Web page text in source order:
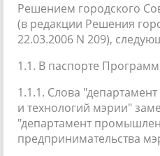
Решением городского
(в редакции Решения
22.03.2006 N 209),
1.1. В паспорте
1.1.1. Слова
и технологий мэрии"
"департамент
предпринимательства